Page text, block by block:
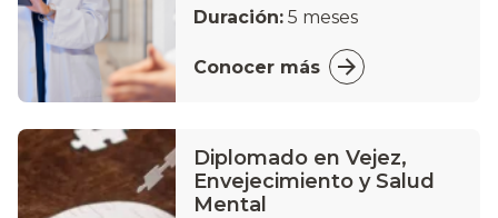
Duración: 5 meses
Conocer más
Diplomado en Vejez,
Envejecimiento y Salud
Mental